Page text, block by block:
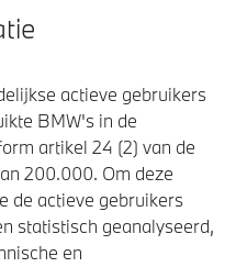
actieve gebruikers
BMW's in de
artikel 24 (2) van de
200.000. Om deze
de actieve gebruikers
statistisch geanalyseerd,
en